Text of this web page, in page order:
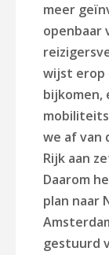
meer
openbaar
wijst erop
bijkomen,
we af van
Rijk aan
Daarom
plan naar
gestuurd